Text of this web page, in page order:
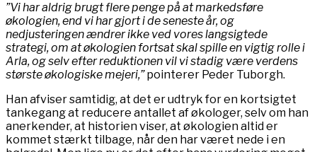
”Vi har aldrig brugt flere penge på at markedsføre
økologien, end vi har gjort i de seneste år, og
nedjusteringen ændrer ikke ved vores langsigtede
strategi, om at økologien fortsat skal spille en vigtig rolle i
Arla, og selv efter reduktionen vil vi stadig være verdens
største økologiske mejeri,”pointerer Peder Tuborgh.
Han afviser samtidig, at det er udtryk for en kortsigtet
tankegang at reducere antallet af økologer, selv om han
anerkender, at historien viser, at økologien altid er
kommet stærkt tilbage, når den har været nede i en